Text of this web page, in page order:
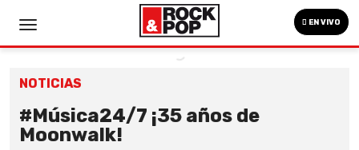
EN VIVO
NOTICIAS
#Música24/7 ¡35 años de
Moonwalk!